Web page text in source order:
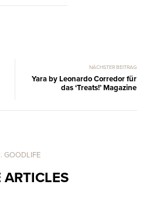
NÄCHSTER BEITRAG
Yara by Leonardo Corredor für
das ‘Treats!’ Magazine
GOODLIFE
ARTICLES